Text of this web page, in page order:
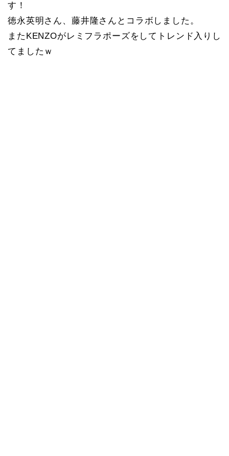
す！
徳永英明さん、藤井隆さんとコラボしました。
またKENZOがレミフラポーズをしてトレンド入りし
てましたｗ